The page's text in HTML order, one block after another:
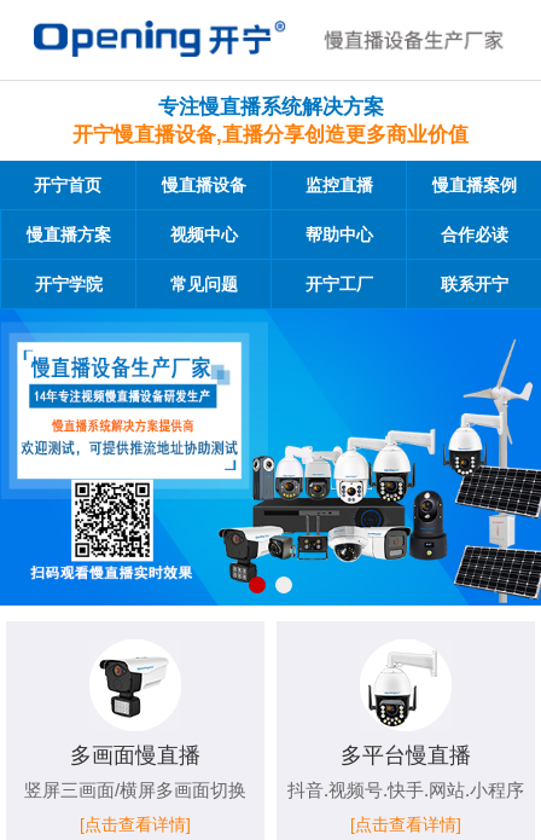
专注慢直播系统解决方案
开宁慢直播设备,直播分享创造更多商业价值
开宁首页 慢直播设备 监控直播 慢直播案例
慢直播方案 视频中心 帮助中心 合作必读
开宁学院 常见问题 开宁工厂 联系开宁
多画面慢直播
竖屏三画面/横屏多画面切换
[点击查看详情]
多平台慢直播
抖音.视频号.快手.网站.小程序
[点击查看详情]